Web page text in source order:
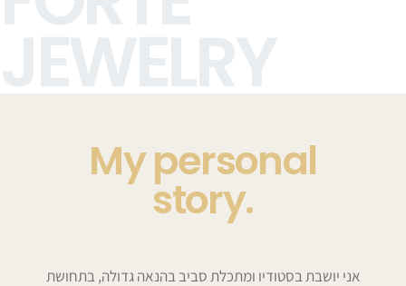
My personal
.story
אני יושבת בסטודיו ומתכלת סביב בהנאה גדולה, בתחושת